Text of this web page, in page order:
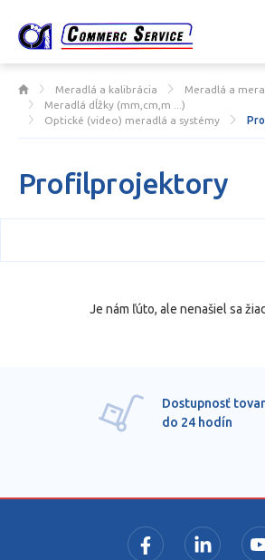
Meradlá a kalibrácia
Meradlá a
Meradlá dĺžky (mm,cm,m ...)
Optické (video) meradlá a systémy
Profilprojektory
Je nám ľúto, ale nenašiel sa
Dostupnosť
do 24 hodín